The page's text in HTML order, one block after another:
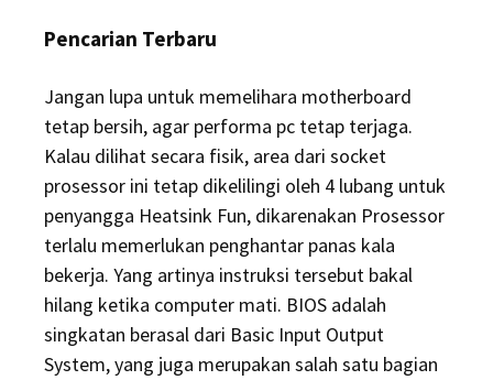
Pencarian Terbaru
Jangan lupa untuk memelihara motherboard
tetap bersih, agar performa pc tetap terjaga.
Kalau dilihat secara fisik, area dari socket
prosessor ini tetap dikelilingi oleh 4 lubang untuk
penyangga Heatsink Fun, dikarenakan Prosessor
terlalu memerlukan penghantar panas kala
bekerja. Yang artinya instruksi tersebut bakal
hilang ketika computer mati. BIOS adalah
singkatan berasal dari Basic Input Output
System, yang juga merupakan salah satu bagian